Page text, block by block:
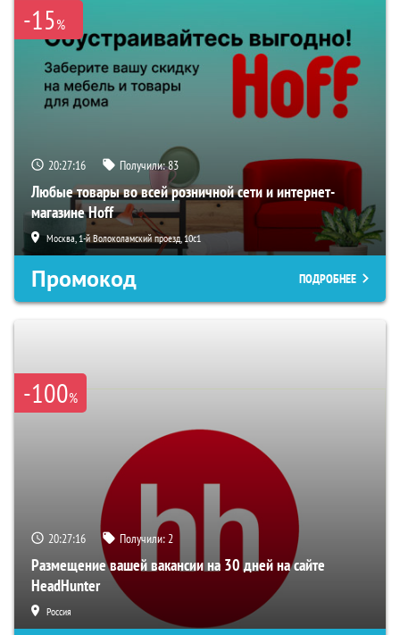
-15%
20:27:15 Получили:83
Любые товары во всей розничной сети и интернет-
магазине Hoff
Москва, 1-й Волоколамский проезд, 10с1
Промокод ПОДРОБНЕЕ
-100%
20:27:15 Получили:2
Размещение вашей вакансии на 30 дней на сайте
HeadHunter
Россия